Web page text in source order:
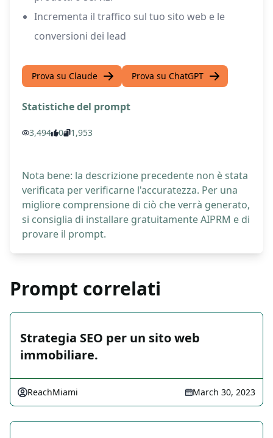
Incrementa il traffico sul tuo sito web e le
conversioni dei lead
Prova su Claude Prova su ChatGPT
Statistiche del prompt
3,494 0 1,953
Nota bene: la descrizione precedente non è stata
verificata per verificarne l'accuratezza. Per una
migliore comprensione di ciò che verrà generato,
si consiglia di installare gratuitamente AIPRM e di
provare il prompt.
Prompt correlati
Strategia SEO per un sito web
immobiliare.
ReachMiami March 30, 2023